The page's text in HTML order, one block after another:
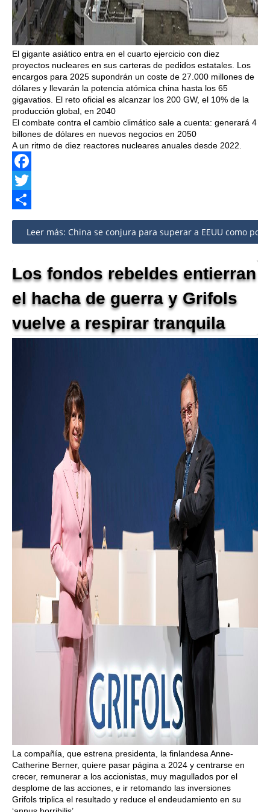
El gigante asiático entra en el cuarto ejercicio con diez
proyectos nucleares en sus carteras de pedidos estatales. Los
encargos para 2025 supondrán un coste de 27.000 millones de
dólares y llevarán la potencia atómica china hasta los 65
gigavatios. El reto oficial es alcanzar los 200 GW, el 10% de la
producción global, en 2040
El combate contra el cambio climático sale a cuenta: generará 4
billones de dólares en nuevos negocios en 2050
A un ritmo de diez reactores nucleares anuales desde 2022.
Facebook
Twitter
Share
Leer más: China se conjura para superar a EEUU como
Los fondos rebeldes entierran
el hacha de guerra y Grifols
vuelve a respirar tranquila
La compañía, que estrena presidenta, la finlandesa Anne-
Catherine Berner, quiere pasar página a 2024 y centrarse en
crecer, remunerar a los accionistas, muy magullados por el
desplome de las acciones, e ir retomando las inversiones
Grifols triplica el resultado y reduce el endeudamiento en su